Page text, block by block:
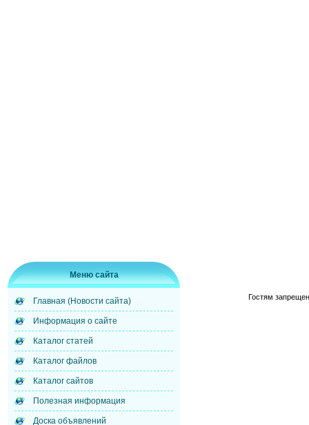
Меню сайта
Главная (Новости сайта)
Информация о сайте
Каталог статей
Каталог файлов
Каталог сайтов
Полезная информация
Доска объявлений
Гостям